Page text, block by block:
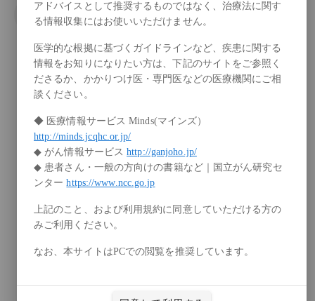
例：乳がん、うつ、寛解、……
検索
アドバイスとして推奨するものではなく、治療法に関す
る情報収集にはお使いいただけません。
医学的な根拠に基づくガイドラインなど、疾患に関する
情報をお知りになりたい方は、下記のサイトをご参照く
ださるか、かかりつけ医・専門医などの医療機関にご相
談ください。
◆ 医療情報サービス Minds(マインズ）
http://minds.jcqhc.or.jp/
◆ がん情報サービスhttp://ganjoho.jp/
◆ 患者さん・一般の方向けの書籍など｜国立がん研究セ
ンターhttps://www.ncc.go.jp
上記のこと、および利用規約に同意していただける方の
みご利用ください。
なお、本サイトはPCでの閲覧を推奨しています。